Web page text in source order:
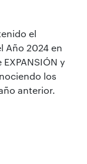
el
Año 2024 en
y
los
anterior.